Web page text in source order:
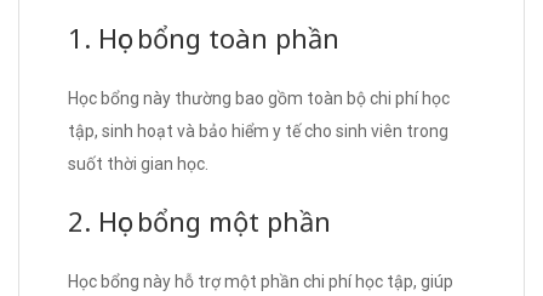
1. Học bổng toàn phần
Học bổng này thường bao gồm toàn bộ chi phí học
tập, sinh hoạt và bảo hiểm y tế cho sinh viên trong
suốt thời gian học.
2. Học bổng một phần
Học bổng này hỗ trợ một phần chi phí học tập, giúp